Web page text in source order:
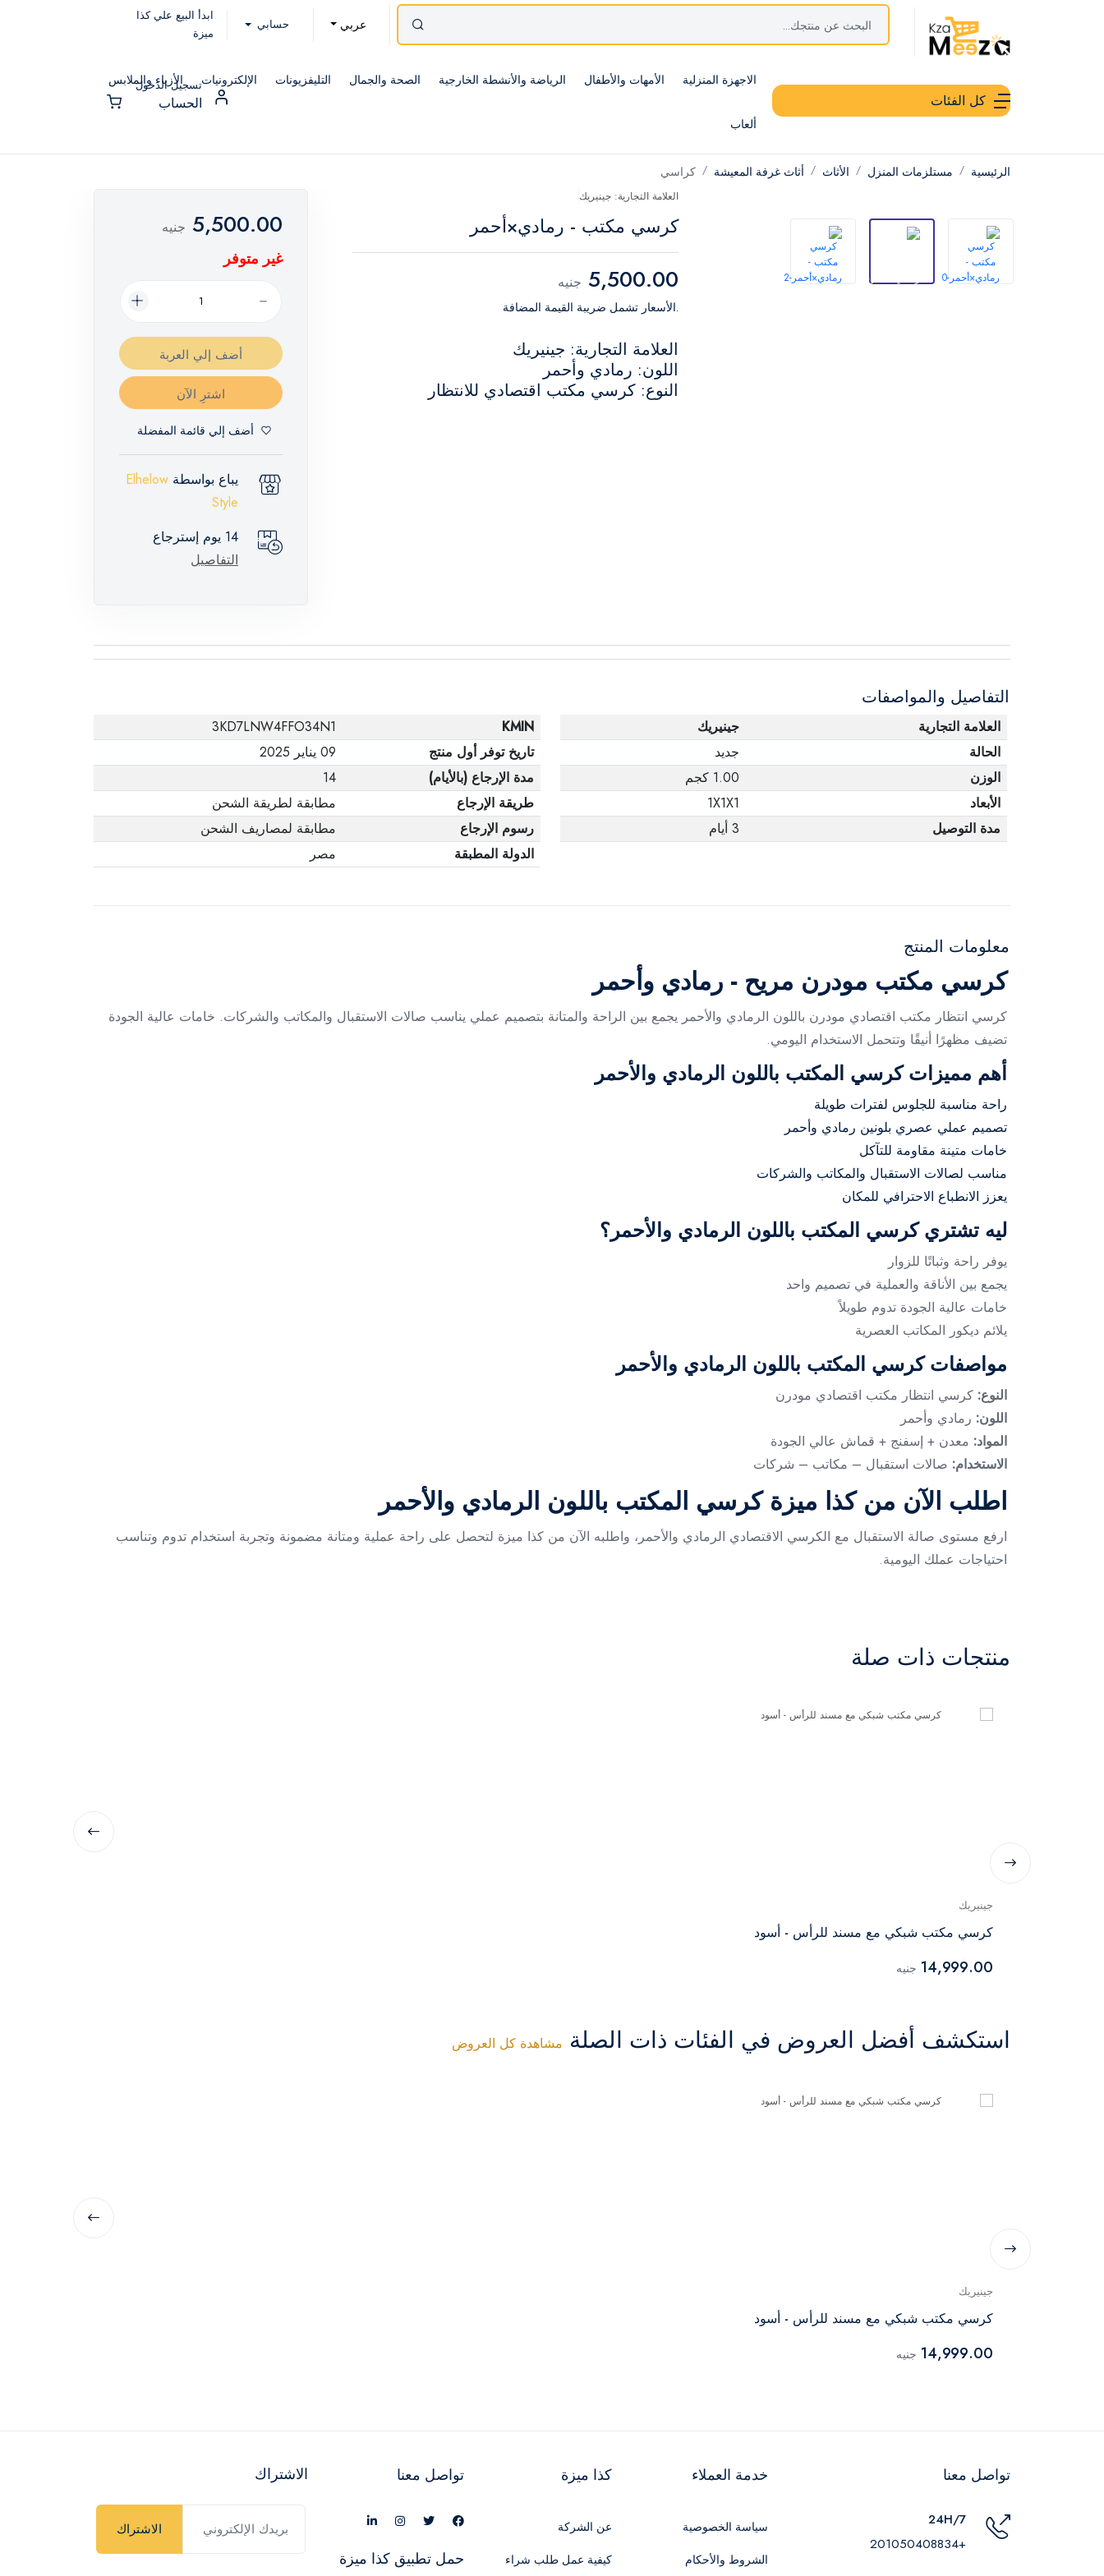
عربي حسابي
ابدأ البيع علي كذا
ميزة
كل الفئات
الاجهزة المنزلية الأمهات والأطفال الرياضة والأنشطة الخارجية الصحة والجمال التليفزيونات الإلكترونيات الأزياء والملابس
ألعاب
تسجيل الدخول
الحساب
الرئيسية مستلزمات المنزل الأثاث أثاث غرفة المعيشة كراسي
العلامة التجارية: جينيريك
كرسي مكتب - رمادي×أحمر
5,500.00 جنيه
.الأسعار تشمل ضريبة القيمة المضافة
العلامة التجارية: جينيريك
اللون: رمادي وأحمر
النوع: كرسي مكتب اقتصادي للانتظار
5,500.00 جنيه
غير متوفر
أضف إلي العربة
اشترِ الآن
أضف إلي قائمة المفضلة
يباع بواسطة Elhelow
Style
14 يوم إسترجاع
التفاصيل
التفاصيل والمواصفات
العلامة التجارية
جينيريك
الحالة
جديد
الوزن
1.00 كجم
الأبعاد
1X1X1
مدة التوصيل
3 أيام
KMIN
3KD7LNW4FFO34N1
تاريخ توفر أول منتج
09 يناير 2025
مدة الإرجاع (بالأيام)
14
طريقة الإرجاع
مطابقة لطريقة الشحن
رسوم الإرجاع
مطابقة لمصاريف الشحن
الدولة المطبقة
مصر
معلومات المنتج
كرسي مكتب مودرن مريح - رمادي وأحمر
كرسي انتظار مكتب اقتصادي مودرن باللون الرمادي والأحمر يجمع بين الراحة والمتانة بتصميم عملي يناسب صالات الاستقبال والمكاتب والشركات. خامات عالية الجودة
تضيف مظهرًا أنيقًا وتتحمل الاستخدام اليومي.
أهم مميزات كرسي المكتب باللون الرمادي والأحمر
راحة مناسبة للجلوس لفترات طويلة
تصميم عملي عصري بلونين رمادي وأحمر
خامات متينة مقاومة للتآكل
مناسب لصالات الاستقبال والمكاتب والشركات
يعزز الانطباع الاحترافي للمكان
ليه تشتري كرسي المكتب باللون الرمادي والأحمر؟
يوفر راحة وثباتًا للزوار
يجمع بين الأناقة والعملية في تصميم واحد
خامات عالية الجودة تدوم طويلاً
يلائم ديكور المكاتب العصرية
مواصفات كرسي المكتب باللون الرمادي والأحمر
النوع: كرسي انتظار مكتب اقتصادي مودرن
اللون: رمادي وأحمر
المواد: معدن + إسفنج + قماش عالي الجودة
الاستخدام: صالات استقبال – مكاتب – شركات
اطلب الآن من كذا ميزة كرسي المكتب باللون الرمادي والأحمر
ارفع مستوى صالة الاستقبال مع الكرسي الاقتصادي الرمادي والأحمر، واطلبه الآن من كذا ميزة لتحصل على راحة عملية ومتانة مضمونة وتجربة استخدام تدوم وتناسب
احتياجات عملك اليومية.
منتجات ذات صلة
جينيريك
كرسي مكتب شبكي مع مسند للرأس - أسود
14,999.00 جنيه
استكشف أفضل العروض في الفئات ذات الصلة مشاهدة كل العروض
جينيريك
كرسي مكتب شبكي مع مسند للرأس - أسود
14,999.00 جنيه
تواصل معنا
24H/7
+201050408834
خدمة العملاء
سياسة الخصوصية
الشروط والأحكام
كذا ميزة
عن الشركة
كيفية عمل طلب شراء
تواصل معنا
حمل تطبيق كذا ميزة
الاشتراك
الاشتراك